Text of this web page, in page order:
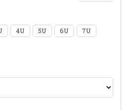
4U 5U 6U
7U